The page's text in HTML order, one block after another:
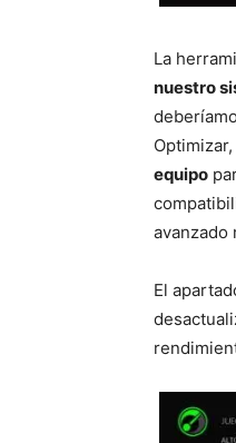
La
nuestro
equipo
avanzado
El